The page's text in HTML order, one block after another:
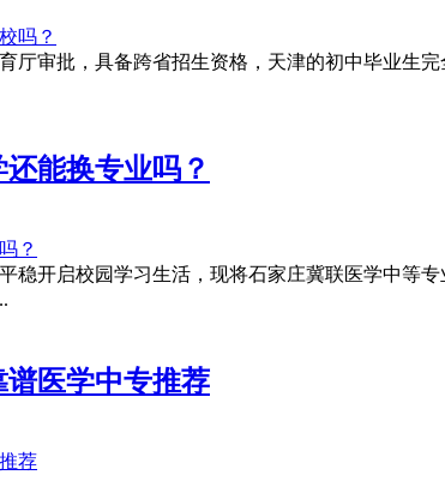
厅审批，具备跨省招生资格，天津的初中毕业生
能换专业吗？
稳开启校园学习生活，现将石家庄冀联医学中等
医学中专推荐